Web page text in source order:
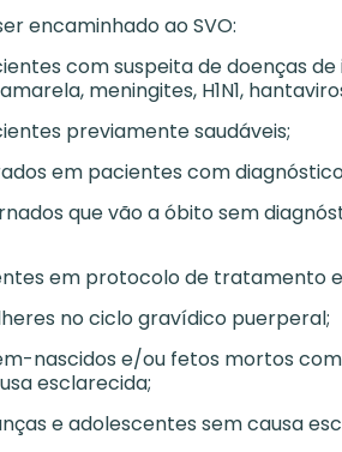
encaminhado ao SVO:
com suspeita de doenças
meningites, H1N1,
previamente saudáveis;
em pacientes com
que vão a óbito sem
em protocolo de tratamento
no ciclo gravídico puerperal;
nascidos e/ou fetos mortos
esclarecida;
e adolescentes sem causa